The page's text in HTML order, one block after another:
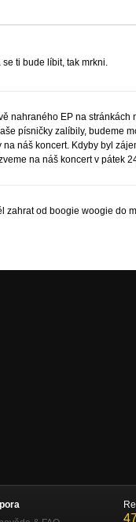
ti bude líbit, tak mrkni.
nahraného EP na stránkách
písničky zalíbily, budeme
náš koncert. Kdyby byl
na náš koncert v pátek
zahrat od boogie woogie do